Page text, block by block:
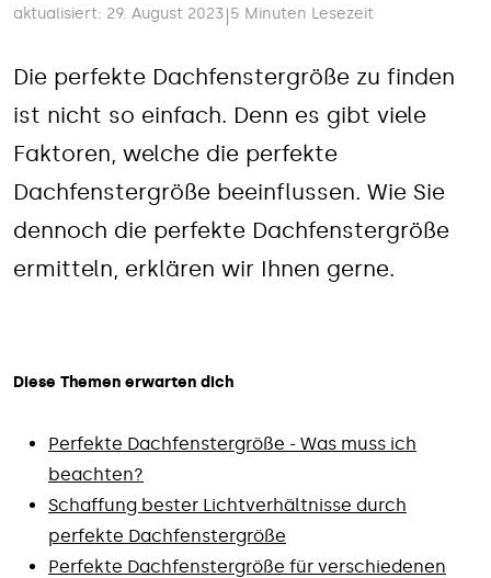
aktualisiert: 29. August 2023|5 Minuten Lesezeit
Die perfekte Dachfenstergröße zu finden
ist nicht so einfach. Denn es gibt viele
Faktoren, welche die perfekte
Dachfenstergröße beeinflussen. Wie Sie
dennoch die perfekte Dachfenstergröße
ermitteln, erklären wir Ihnen gerne.
Diese Themen erwarten dich
Perfekte Dachfenstergröße - Was muss ich
beachten?
Schaffung bester Lichtverhältnisse durch
perfekte Dachfenstergröße
Perfekte Dachfenstergröße für verschiedenen